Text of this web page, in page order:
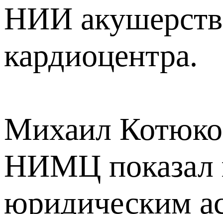
НИИ
кардиоцентра.
Михаил
НИМЦ показал
юридическим